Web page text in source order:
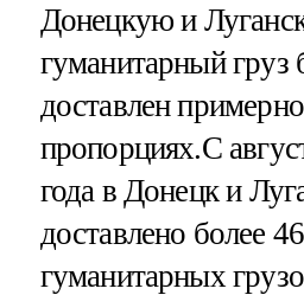
Донецкую и
гуманитарный груз
доставлен
пропорциях.С
года в Донецк и
доставлено более
гуманитарных